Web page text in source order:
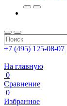
+7 (495) 125-08-07
На главную
0
Сравнение
0
Избранное